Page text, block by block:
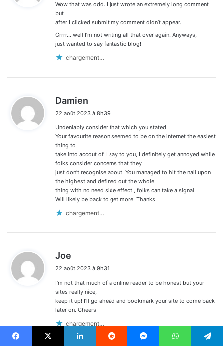
Wow that was odd. I just wrote an extremely long comment
but
after I clicked submit my comment didn’t appear.
Grrrr… well I’m not writing all that over again. Anyways,
just wanted to say fantastic blog!
chargement…
Damien
t
:
22 août 2023 à 8h39
Undeniably consider that which you stated.
Your favourite reason seemed to be on the internet the easiest
thing to
take into accout of. I say to you, I definitely get annoyed while
folks consider concerns that they
just don’t recognise about. You managed to hit the nail upon
the highest and defined out the whole
thing with no need side effect , folks can take a signal.
Will likely be back to get more. Thanks
chargement…
Joe
t
:
22 août 2023 à 9h31
I’m not that much of a online reader to be honest but your
sites really nice,
keep it up! I’ll go ahead and bookmark your site to come back
later on. Cheers
chargement…